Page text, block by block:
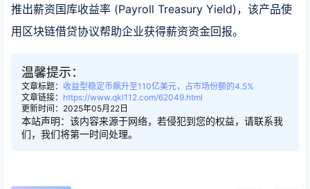
推出薪资国库收益率 (Payroll Treasury Yield)，该产品使
用区块链借贷协议帮助企业获得薪资资金回报。
温馨提示：
文章标题： 收益型稳定币飙升至110亿美元，占市场份额的4.5%
文章链接： https://www.qkl112.com/62049.html
更新时间：2025年05月22日
本站声明：该内容来源于网络，若侵犯到您的权益，请联系我
们，我们将第一时间处理。